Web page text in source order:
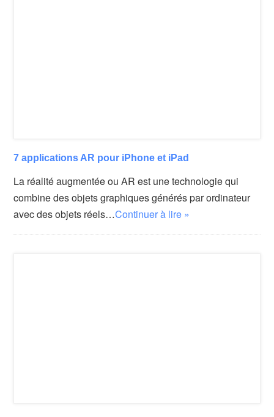
7 applications AR pour iPhone et iPad
La réalité augmentée ou AR est une technologie qui
combine des objets graphiques générés par ordinateur
avec des objets réels…Continuer à lire »